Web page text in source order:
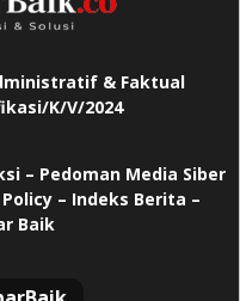
& Faktual
K/V/2024
– Pedoman Media Siber
– Indeks Berita –
Baik